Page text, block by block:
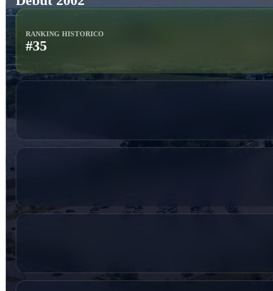
RANKING HISTORICO
#35